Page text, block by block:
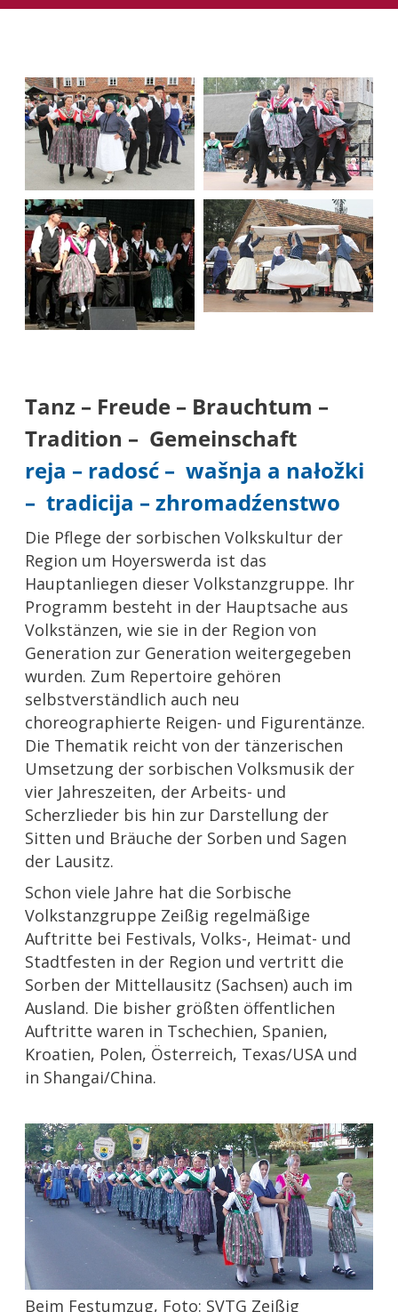
Tanz – Freude – Brauchtum –
Tradition – Gemeinschaft
reja – radosć –wašnja a nałožki
– tradicija – zhromadźenstwo
Die Pflege der sorbischen Volkskultur der
Region um Hoyerswerda ist das
Hauptanliegen dieser Volkstanzgruppe. Ihr
Programm besteht in der Hauptsache aus
Volkstänzen, wie sie in der Region von
Generation zur Generation weitergegeben
wurden. Zum Repertoire gehören
selbstverständlich auch neu
choreographierte Reigen- und Figurentänze.
Die Thematik reicht von der tänzerischen
Umsetzung der sorbischen Volksmusik der
vier Jahreszeiten, der Arbeits- und
Scherzlieder bis hin zur Darstellung der
Sitten und Bräuche der Sorben und Sagen
der Lausitz.
Schon viele Jahre hat die Sorbische
Volkstanzgruppe Zeißig regelmäßige
Auftritte bei Festivals, Volks-, Heimat- und
Stadtfesten in der Region und vertritt die
Sorben der Mittellausitz (Sachsen) auch im
Ausland. Die bisher größten öffentlichen
Auftritte waren in Tschechien, Spanien,
Kroatien, Polen, Österreich, Texas/USA und
in Shangai/China.
Beim Festumzug, Foto: SVTG Zeißig